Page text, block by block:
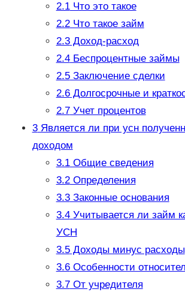
2.1Что это такое
2.2Что такое займ
2.3Доход-расход
2.4Беспроцентные займы
2.5Заключение сделки
2.6Долгосрочные и
2.7Учет процентов
3Является ли при усн
доходом
3.1Общие сведения
3.2Определения
3.3Законные основания
3.4Учитывается ли займ
УСН
3.5Доходы минус расходы
3.6Особенности
3.7От учредителя